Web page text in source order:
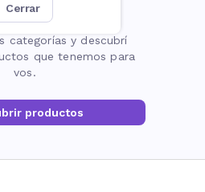
cerrar
no existe
categorías y descubrí
que tenemos para
vos.
productos